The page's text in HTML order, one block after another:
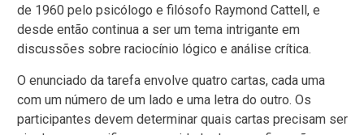
de 1960 pelo psicólogo e filósofo Raymond Cattell, e
desde então continua a ser um tema intrigante em
discussões sobre raciocínio lógico e análise crítica.
O enunciado da tarefa envolve quatro cartas, cada uma
com um número de um lado e uma letra do outro. Os
participantes devem determinar quais cartas precisam ser